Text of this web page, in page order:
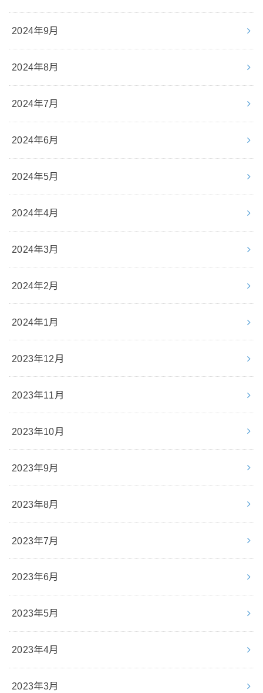
2024年9月
2024年8月
2024年7月
2024年6月
2024年5月
2024年4月
2024年3月
2024年2月
2024年1月
2023年12月
2023年11月
2023年10月
2023年9月
2023年8月
2023年7月
2023年6月
2023年5月
2023年4月
2023年3月